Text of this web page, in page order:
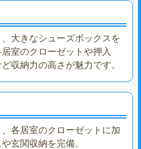
大きなシューズボックスを
室のクローゼットや押入
収納力の高さが魅力です。
各居室のクローゼットに加
玄関収納を完備。